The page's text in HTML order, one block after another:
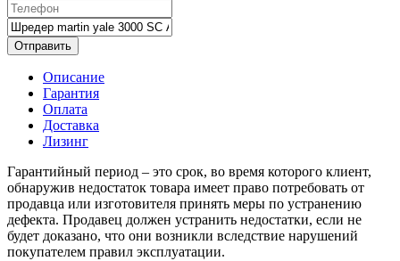
Отправить
Описание
Гарантия
Оплата
Доставка
Лизинг
Гарантийный период – это срок, во время которого клиент,
обнаружив недостаток товара имеет право потребовать от
продавца или изготовителя принять меры по устранению
дефекта. Продавец должен устранить недостатки, если не
будет доказано, что они возникли вследствие нарушений
покупателем правил эксплуатации.